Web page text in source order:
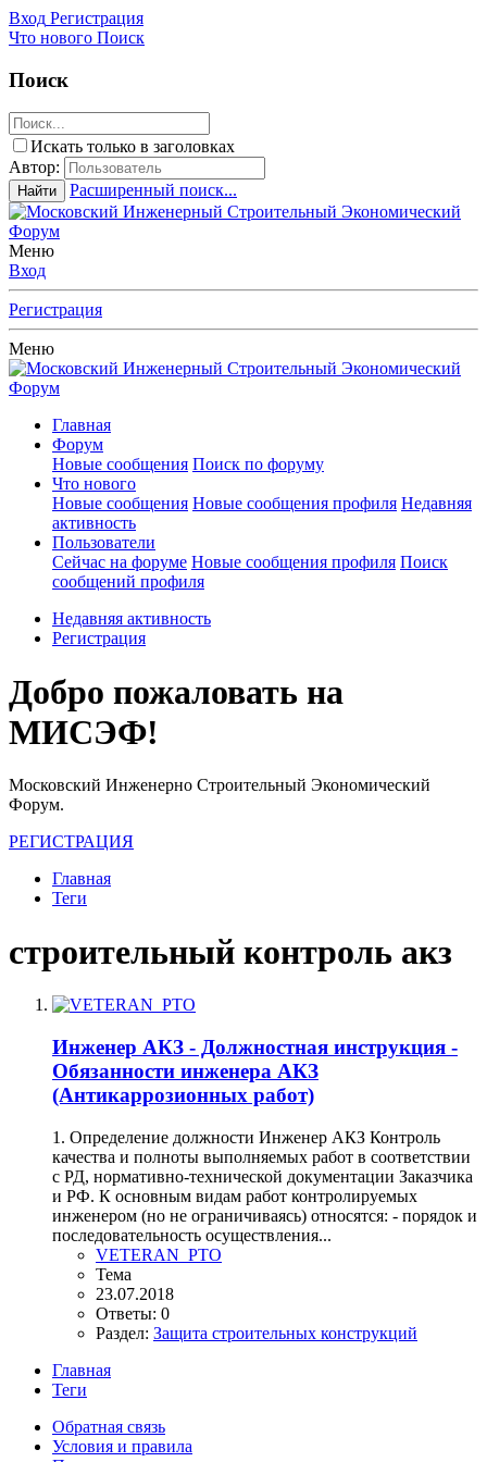
Вход Регистрация
Что нового Поиск
Поиск
Искать только в заголовках
Автор:
Найти Расширенный поиск...
Меню
Вход
Регистрация
Меню
Главная
Форум
Новые сообщения Поиск по форуму
Что нового
Новые сообщения Новые сообщения профиля Недавняя
активность
Пользователи
Сейчас на форуме Новые сообщения профиля Поиск
сообщений профиля
Недавняя активность
Регистрация
Добро пожаловать на
МИСЭФ!
Московский Инженерно Строительный Экономический
Форум.
РЕГИСТРАЦИЯ
Главная
Теги
строительный контроль акз
Инженер АКЗ - Должностная инструкция -
Обязанности инженера АКЗ
(Антикаррозионных работ)
1. Определение должности Инженер АКЗ Контроль
качества и полноты выполняемых работ в соответствии
с РД, нормативно-технической документации Заказчика
и РФ. К основным видам работ контролируемых
инженером (но не ограничиваясь) относятся: - порядок и
последовательность осуществления...
VETERAN_PTO
Тема
23.07.2018
Ответы: 0
Раздел: Защита строительных конструкций
Главная
Теги
Обратная связь
Условия и правила